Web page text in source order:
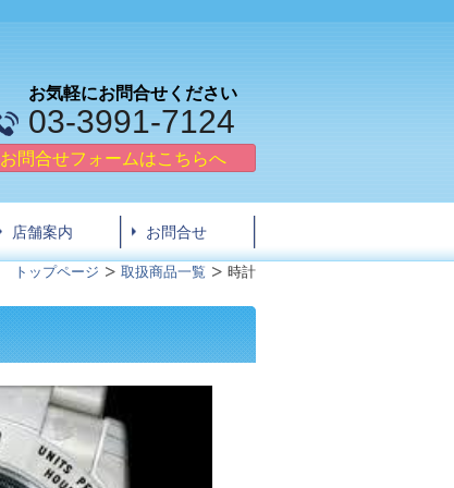
お気軽にお問合せください
03-3991-7124
お問合せフォームはこちらへ
店舗案内 お問合せ
トップページ 取扱商品一覧 時計